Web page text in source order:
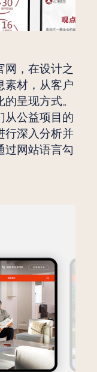
网，在设计之
素材，从客户
呈现方式。
从公益项目的
行深入分析并
过网站语言勾